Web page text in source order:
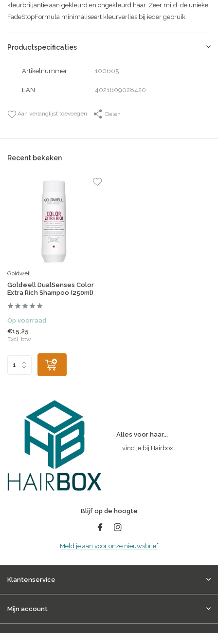
kleurbriljantie aan gekleurd en ongekleurd haar. Zeer mild. de unieke
FadeStopFormula minimaliseert kleurverlies bij ieder gebruik.
Productspecificaties
Artikelnummer 100665
EAN 4021609028420
Aan verlanglijst toevoegen Delen
Recent bekeken
Goldwell
Goldwell DualSenses Color
Extra Rich Shampoo (250ml)
Op voorraad
€15,25
Excl. btw
Alles voor haar...
... vind je bij Hairbox.
Blijf op de hoogte
Meld je aan voor onze nieuwsbrief
Klantenservice
Mijn account